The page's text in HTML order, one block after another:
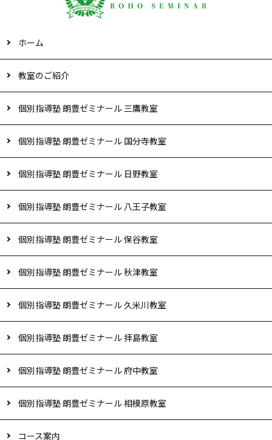
ホーム
教室のご紹介
個別指導塾 朗豊ゼミナール 三鷹教室
個別指導塾 朗豊ゼミナール 国分寺教室
個別指導塾 朗豊ゼミナール 日野教室
個別指導塾 朗豊ゼミナール 八王子教室
個別指導塾 朗豊ゼミナール 保谷教室
個別指導塾 朗豊ゼミナール 秋津教室
個別指導塾 朗豊ゼミナール 久米川教室
個別指導塾 朗豊ゼミナール 拝島教室
個別指導塾 朗豊ゼミナール 府中教室
個別指導塾 朗豊ゼミナール 相模原教室
コース案内